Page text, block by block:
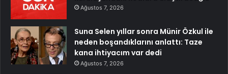
Ağustos 7, 2026
Suna Selen yıllar sonra Münir Özkul ile
neden boşandıklarını anlattı: Taze
kana ihtiyacım var dedi
Ağustos 7, 2026